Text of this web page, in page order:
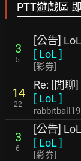
PTT遊戲區
3
5
[公告]
[ LoL ]
[彩券]
14
22
Re: [閒聊
[ LoL ]
rabbitball19
3
6
[公告]
[ LoL ]
[彩券]